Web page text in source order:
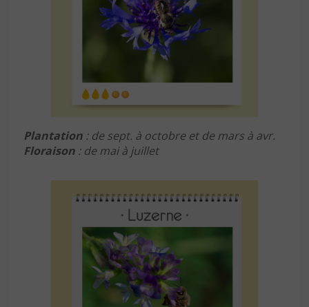
Plantation : de sept. à octobre et de mars à avr.
Floraison : de mai à juillet